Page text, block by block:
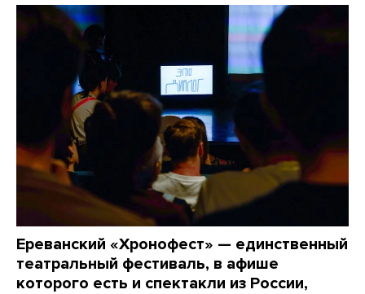
Ереванский «Хронофест» — единственный
театральный фестиваль, в афише
которого есть и спектакли из России,